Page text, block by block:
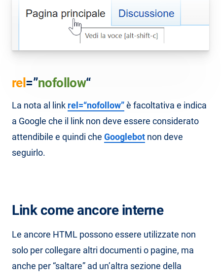
rel =”nofollow“
La nota al link rel=“nofollow”è facoltativa e indica
a Google che il link non deve essere considerato
attendibile e quindi che Googlebot non deve
seguirlo.
Link come ancore interne
Le ancore HTML possono essere utilizzate non
solo per collegare altri documenti o pagine, ma
anche per “saltare” ad un’altra sezione della